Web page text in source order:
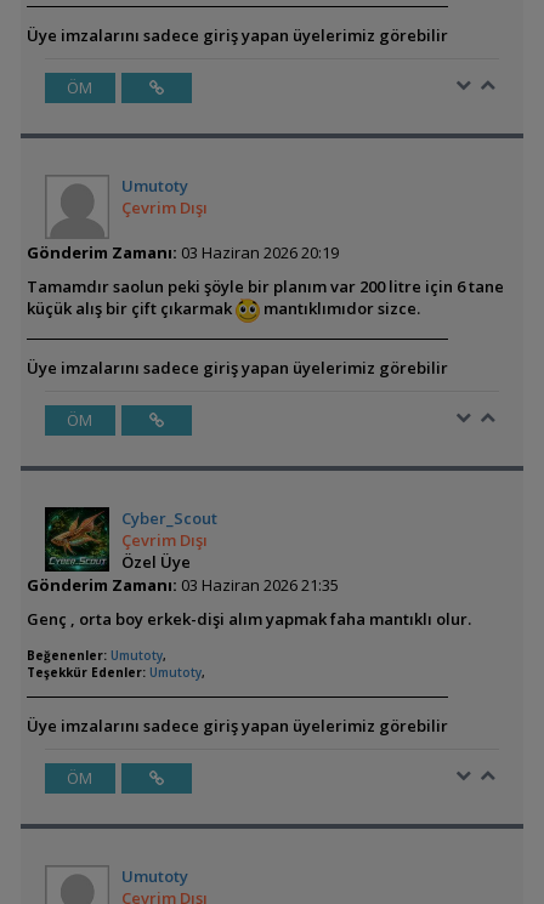
Üye imzalarını sadece giriş yapan üyelerimiz görebilir
ÖM
Umutoty
Çevrim Dışı
Gönderim Zamanı: 03 Haziran 2026 20:19
Tamamdır saolun peki şöyle bir planım var 200 litre için 6 tane
küçük alış bir çift çıkarmak
mantıklımıdor sizce.
Üye imzalarını sadece giriş yapan üyelerimiz görebilir
ÖM
Cyber_Scout
Çevrim Dışı
Özel Üye
Gönderim Zamanı: 03 Haziran 2026 21:35
Genç , orta boy erkek-dişi alım yapmak faha mantıklı olur.
Beğenenler: Umutoty,
Teşekkür Edenler: Umutoty,
Üye imzalarını sadece giriş yapan üyelerimiz görebilir
ÖM
Umutoty
Çevrim Dışı